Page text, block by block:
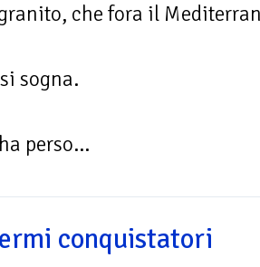
che fora il
sogna.
perso...
conquistatori